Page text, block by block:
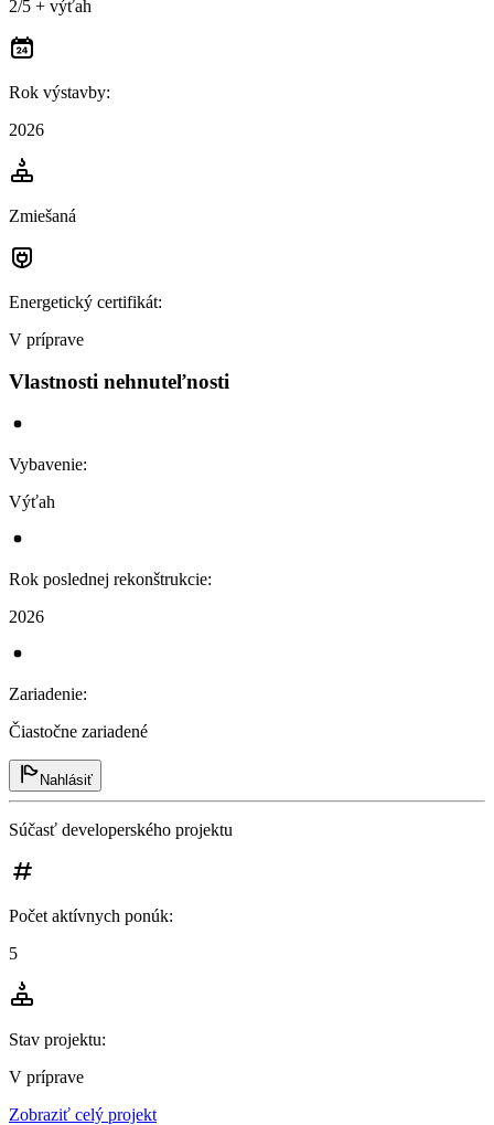
2/5 + výťah
Rok výstavby:
2026
Zmiešaná
Energetický certifikát:
V príprave
Vlastnosti nehnuteľnosti
Vybavenie:
Výťah
Rok poslednej rekonštrukcie:
2026
Zariadenie:
Čiastočne zariadené
Nahlásiť
Súčasť developerského projektu
Počet aktívnych ponúk:
5
Stav projektu:
V príprave
Zobraziť celý projekt